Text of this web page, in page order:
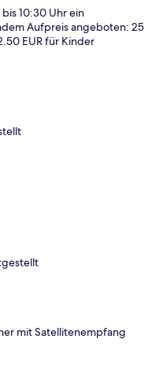
10:30 Uhr ein
Aufpreis angeboten: 25
EUR für Kinder
mit Satellitenempfang